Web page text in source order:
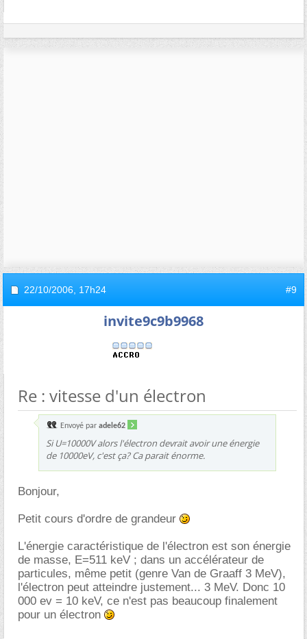
22/10/2006, 17h24 #9
invite9c9b9968
Re : vitesse d'un électron
Envoyé par adele62
Si U=10000V alors l'électron devrait avoir une énergie
de 10000eV, c'est ça? Ca parait énorme.
Bonjour,
Petit cours d'ordre de grandeur
L'énergie caractéristique de l'électron est son énergie
de masse, E=511 keV ; dans un accélérateur de
particules, même petit (genre Van de Graaff 3 MeV),
l'électron peut atteindre justement... 3 MeV. Donc 10
000 ev = 10 keV, ce n'est pas beaucoup finalement
pour un électron